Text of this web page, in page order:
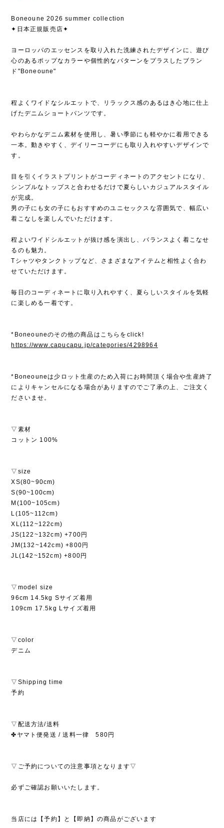
Boneoune 2026 summer collection
✦日本正規販売店✦
ヨーロッパのエッセンスを取り入れた洗練されたデザインに、遊び
心のあるポップなカラーや個性的なパターンをプラスしたブラン
ド"Boneoune"
程よくワイドなシルエットで、リラックス感のあるはき心地に仕上
げたデニムショートパンツです。
やわらかなデニム素材を使用し、暑い季節にも軽やかに着用できる
一本。動きやすく、デイリーコーデにも取り入れやすいデザインで
す。
目を引くイラストプリントがコーディネートのアクセントになり、
シンプルなトップスと合わせるだけで夏らしいカジュアルスタイル
が完成。
男の子にも女の子にもおすすめのユニセックスな雰囲気で、幅広い
着こなしを楽しんでいただけます。
程よいワイドシルエットが抜け感を演出し、バランスよく着こなせ
るのも魅力。
Tシャツやタンクトップなど、さまざまなアイテムと相性よく合わ
せていただけます。
毎日のコーディネートに取り入れやすく、夏らしいスタイルを気軽
に楽しめる一着です。
*Boneouneのその他の商品はこちらをclick!
https://www.capucapu.jp/categories/4298964
*Boneouneは少ロット生産のため入荷にお時間頂く場合や生産終了
によりキャンセルになる場合がありますのでご了承の上、ご注文く
ださいませ。
▽素材
コットン 100%
▽size
XS(80~90cm)
S(90~100cm)
M(100~105cm)
L(105~112cm)
XL(112~122cm)
JS(122~132cm) +700円
JM(132~142cm) +800円
JL(142~152cm) +800円
▽model size
96cm 14.5kg Sサイズ着用
109cm 17.5kg Lサイズ着用
▽color
デニム
▽Shipping time
予約
▽配送方法/送料
✤ヤマト便発送 / 送料一律 580円
▽ご予約についての注意事項となります▽
必ずご確認お願いいたします。
当店には【予約】と【即納】の商品がございます